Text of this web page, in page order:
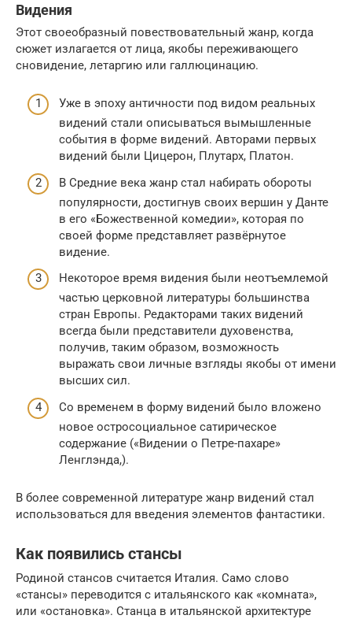
Видения
Этот своеобразный повествовательный жанр, когда
сюжет излагается от лица, якобы переживающего
сновидение, летаргию или галлюцинацию.
Уже в эпоху античности под видом реальных
видений стали описываться вымышленные
события в форме видений. Авторами первых
видений были Цицерон, Плутарх, Платон.
В Средние века жанр стал набирать обороты
популярности, достигнув своих вершин у Данте
в его «Божественной комедии», которая по
своей форме представляет развёрнутое
видение.
Некоторое время видения были неотъемлемой
частью церковной литературы большинства
стран Европы. Редакторами таких видений
всегда были представители духовенства,
получив, таким образом, возможность
выражать свои личные взгляды якобы от имени
высших сил.
Со временем в форму видений было вложено
новое остросоциальное сатирическое
содержание («Видении о Петре-пахаре»
Ленглэнда,).
В более современной литературе жанр видений стал
использоваться для введения элементов фантастики.
Как появились стансы
Родиной стансов считается Италия. Само слово
«стансы» переводится с итальянского как «комната»,
или «остановка». Станца в итальянской архитектуре